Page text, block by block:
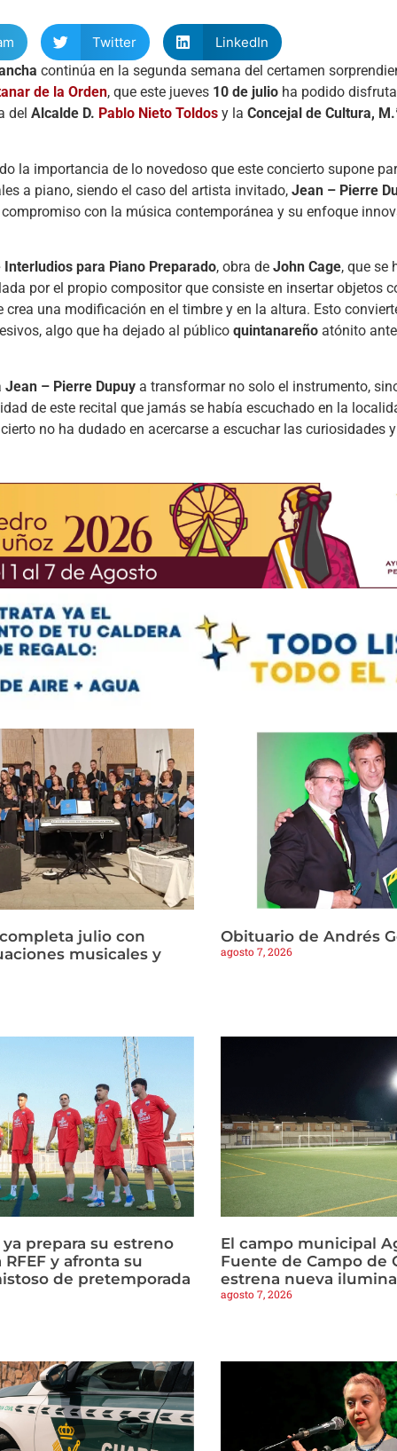
Twitter
LinkedIn
continúa en la segunda semana del certamen
de la Orden, que este jueves 10 de julio ha podido
del Alcalde D. Pablo Nieto Toldos y la Concejal de Cultura,
la importancia de lo novedoso que este concierto supone
a piano, siendo el caso del artista invitado, Jean – Pierre
con la música contemporánea y su enfoque
Interludios para Piano Preparado, obra de John Cage, que se
por el propio compositor que consiste en insertar objetos
una modificación en el timbre y en la altura. Esto
algo que ha dejado al público quintanareño atónito
Jean – Pierre Dupuy a transformar no solo el instrumento,
de este recital que jamás se había escuchado en la
no ha dudado en acercarse a escuchar las curiosidades
julio con
musicales y
Obituario de Andrés
agosto 7, 2026
ya prepara su estreno
RFEF y afronta su
de pretemporada
El campo municipal
Fuente de Campo de
estrena nueva
agosto 7, 2026